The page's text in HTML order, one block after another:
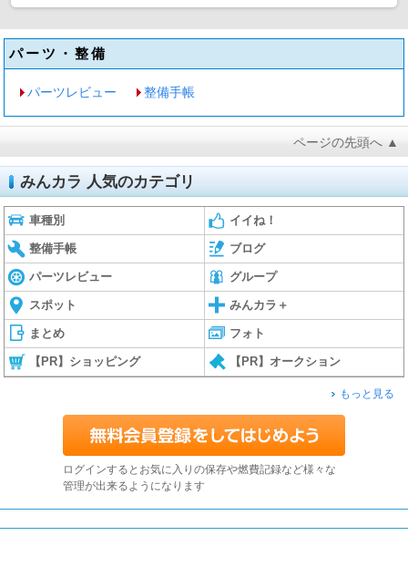
パーツ・整備
パーツレビュー 整備手帳
ページの先頭へ ▲
みんカラ 人気のカテゴリ
車種別 イイね！
整備手帳 ブログ
パーツレビュー グループ
スポット みんカラ＋
まとめ フォト
【PR】ショッピング 【PR】オークション
もっと見る
ログインするとお気に入りの保存や燃費記録など様々な
管理が出来るようになります